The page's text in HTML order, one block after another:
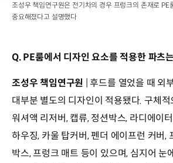
조성우 책임연구원은 전기차의 경우 프렁크의 존재로 PE
중요해졌다고 설명했다
Q. PE룸에서 디자인 요소를 적용한 파츠
조성우 책임연구원 | 후드를 열었을 때 외
대부분 별도의 디자인이 적용됐다. 구체
워셔액 리저버, 캡류, 정션박스, 라디에이
하우징, 카울 탑커버, 펜더 에이프런 커버,
박스, 프렁크 매트 등이 있으며, 심지어 눈